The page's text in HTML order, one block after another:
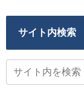
サイト内検索